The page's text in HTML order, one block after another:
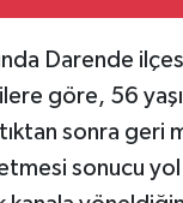
Darende
göre, 56
sonra geri
sonucu yol